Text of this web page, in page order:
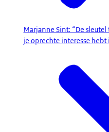
Marjanne Sint: “De
je oprechte interesse